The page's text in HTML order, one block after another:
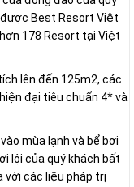
được Best Resort Việt
178 Resort tại Việt
lên đến 125m2, các
đại tiêu chuẩn 4* và
mùa lạnh và bể bơi
lội của quý khách bất
với các liệu pháp trị